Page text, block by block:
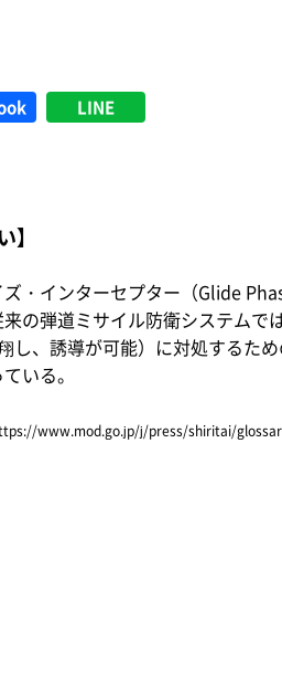
LINE
】
・インターセプター（Glide
の弾道ミサイル防衛システムで
し、誘導が可能）に対処するた
いる。
www.mod.go.jp/j/press/shiritai/